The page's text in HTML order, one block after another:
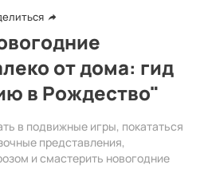
от дома: гид
в Рождество"
в подвижные игры, покататься
представления,
и смастерить новогодние